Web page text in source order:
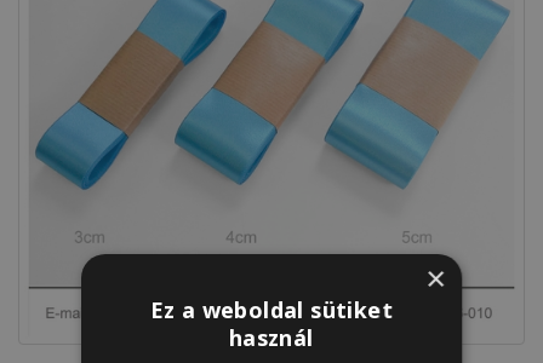
×
Ez a weboldal sütiket
használ